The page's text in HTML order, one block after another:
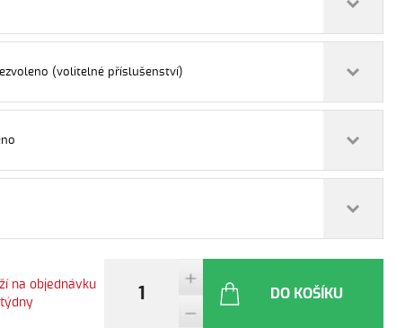
(volitelné příslušenství)
na objednávku
DO KOŠÍKU